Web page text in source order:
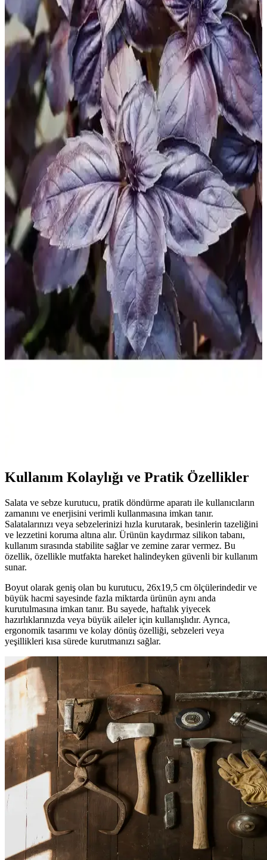
Modern mutfakların vazgeçilmezi olan salata kurutucular, kullanım
kolaylığı ve şık tasarımlarıyla mutfak verimliliğinizi artırır, hijyen
sağlar ve alan tasarrufu sunar.
Ikea Cam Salata Kaseleri: Estetik ve Fonksiyonellik
Sunan Modern Mutfak Gereçleri
Ikea cam salata kaseleri, şeffaf ve dayanıklı yapısıyla estetik ve
hijyenik mutfak çözümleri sunar. Çok yönlü kullanımı ve kolay
temizliğiyle modern mutfakların vazgeçilmezi olur.
Modern Mutfaklar İçin Fonksiyonel Salata
Kurutucu Seçenekleri ve Kullanım İpuçları
Modern mutfaklar için tasarlanan salata kurutucular, sebze ve
meyvelerin üzerlerindeki suyu hızlıca alır, zaman kazandırır ve
lezzeti korur. Dayanıklı ve hijyenik modellerle mutfağınızı yenileyin.
Modern fonksiyonel salata kurutucu mutfak
gereçleri: pratik kullanım ve hijyen avantajları
Sağlıklı beslenmeye uygun, suyu etkin şekilde alan modern salata
kurutucu mutfak gereçleri, kullanım kolaylığı ve hijyen sağlar,
zaman kazandırır ve mutfak düzenini destekler.
Modern ve Fonksiyonel Salata Kurutucuları ile
Mutfaklarınızı Yenileyin
Modern mutfaklarda salata hazırlama ve kurutma işlemlerini
kolaylaştıran dayanıklı ve şık salata kurutucuları hakkında detaylar,
malzeme seçenekleri ve kullanım avantajlarıyla mutfak deneyiminizi
geliştirin.
Kullanım Kolaylığı ve Pratik Özellikler
Salata ve sebze kurutucu, pratik döndürme aparatı ile kullanıcıların
zamanını ve enerjisini verimli kullanmasına imkan tanır.
Salatalarınızı veya sebzelerinizi hızla kurutarak, besinlerin tazeliğini
ve lezzetini koruma altına alır. Ürünün kaydırmaz silikon tabanı,
kullanım sırasında stabilite sağlar ve zemine zarar vermez. Bu
özellik, özellikle mutfakta hareket halindeyken güvenli bir kullanım
sunar.
Boyut olarak geniş olan bu kurutucu, 26x19,5 cm ölçülerindedir ve
büyük hacmi sayesinde fazla miktarda ürünün aynı anda
kurutulmasına imkan tanır. Bu sayede, haftalık yiyecek
hazırlıklarınızda veya büyük aileler için kullanışlıdır. Ayrıca,
ergonomik tasarımı ve kolay dönüş özelliği, sebzeleri veya
yeşillikleri kısa sürede kurutmanızı sağlar.